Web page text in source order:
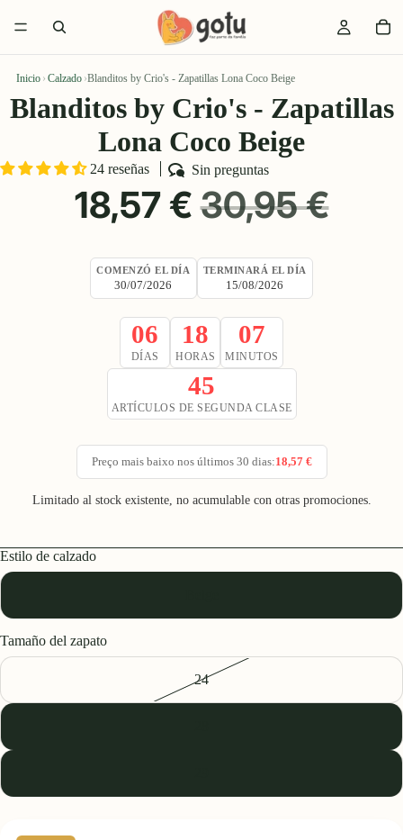
Inicio › Calzado ›Blanditos by Crio's - Zapatillas Lona Coco Beige
Blanditos by Crio's - Zapatillas
Lona Coco Beige
24 reseñas Sin preguntas
PRECIO
DE
OFERTA
18,57 €PRECIO
HABITUAL
30,95 €
COMENZÓ EL DÍA
30/07/2026
TERMINARÁ EL DÍA
15/08/2026
06
DÍAS
18
HORAS
07
MINUTOS
44
ARTÍCULOS DE SEGUNDA CLASE
Preço mais baixo nos últimos 30 dias:18,57 €
Limitado al stock existente, no acumulable con otras promociones.
Estilo de calzado
Tamaño del zapato
24